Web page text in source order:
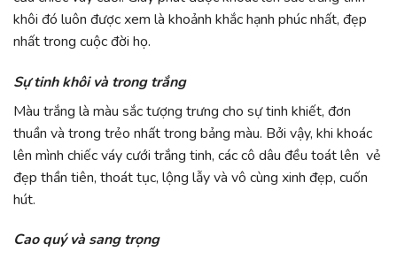
khôi đó luôn được xem là khoảnh khắc hạnh phúc nhất, đẹp
nhất trong cuộc đời họ.
Sự tinh khôi và trong trắng
Màu trắng là màu sắc tượng trưng cho sự tinh khiết, đơn
thuần và trong trẻo nhất trong bảng màu. Bởi vậy, khi khoác
lên mình chiếc váy cưới trắng tinh, các cô dâu đều toát lên vẻ
đẹp thần tiên, thoát tục, lộng lẫy và vô cùng xinh đẹp, cuốn
hút.
Cao quý và sang trọng